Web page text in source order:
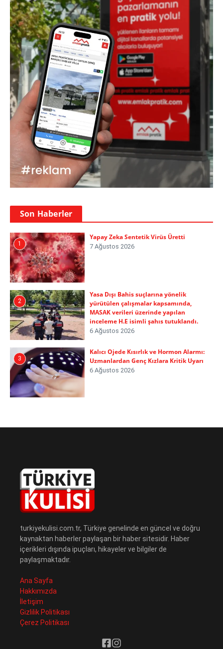
Son Haberler
1
Yapay Zeka Sentetik Virüs Üretti
7 Ağustos 2026
2
Yasa Dışı Bahis suçlarına yönelik
yürütülen çalışmalar kapsamında,
MASAK verileri üzerinde yapılan
inceleme H.E isimli şahıs tutuklandı.
6 Ağustos 2026
3
Kalıcı Ojede Kısırlık ve Hormon Alarmı:
Uzmanlardan Genç Kızlara Kritik Uyarı
6 Ağustos 2026
turkiyekulisi.com.tr, Türkiye genelinde en güncel ve doğru
kaynaktan haberler paylaşan bir haber sitesidir. Haber
içerikleri dışında ipuçları, hikayeler ve bilgiler de
paylaşmaktadır.
Ana Sayfa
Hakkımızda
İletişim
Gizlilik Politikası
Çerez Politikası